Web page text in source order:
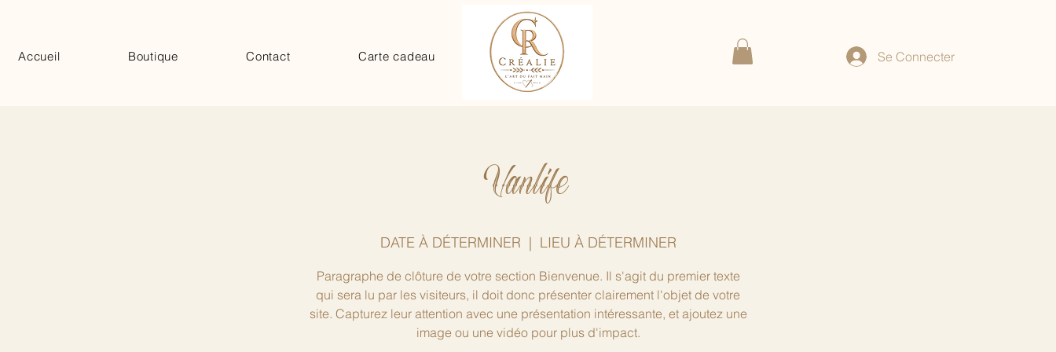
Accueil Boutique Contact Carte cadeau Se Connecter
Vanlife
DATE À DÉTERMINER
  |
LIEU À DÉTERMINER
Paragraphe de clôture de votre section Bienvenue. Il s'agit du premier texte
qui sera lu par les visiteurs, il doit donc présenter clairement l'objet de votre
site. Capturez leur attention avec une présentation intéressante, et ajoutez une
image ou une vidéo pour plus d'impact.